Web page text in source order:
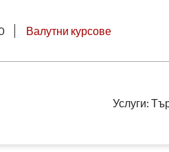
Валутни курсове
Услуги: